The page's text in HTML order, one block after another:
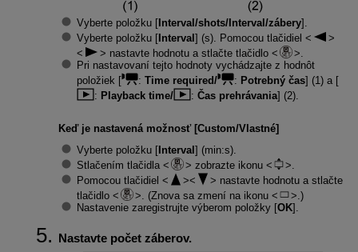
Vyberte položku [Interval/shots/Interval/zábery].
Vyberte položku [Interval ] (s). Pomocou tlačidiel
nastavte hodnotu a stlačte tlačidlo
Pri nastavovaní tejto hodnoty vychádzajte z hodnôt
položiek [
: Time required/ : Potrebný čas] (1) a [
: Playback time/ : Čas prehrávania] (2).
Keď je nastavená možnosť [Custom/Vlastné]
Vyberte položku [Interval ] (min:s).
Stlačením tlačidla
zobrazte ikonu
.
Pomocou tlačidiel
nastavte hodnotu a stlačte
tlačidlo
. (Znova sa zmení na ikonu
.)
Nastavenie zaregistrujte výberom položky [OK].
Nastavte počet záberov.